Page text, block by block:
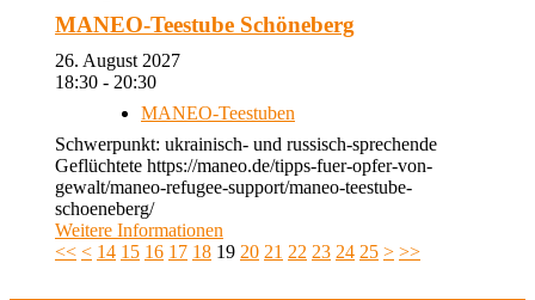
MANEO-Teestube Schöneberg
26. August 2027
18:30 - 20:30
MANEO-Teestuben
Schwerpunkt: ukrainisch- und russisch-sprechende
Geflüchtete https://maneo.de/tipps-fuer-opfer-von-
gewalt/maneo-refugee-support/maneo-teestube-
schoeneberg/
Weitere Informationen
<< < 14 15 16 17 18 19 20 21 22 23 24 25 > >>